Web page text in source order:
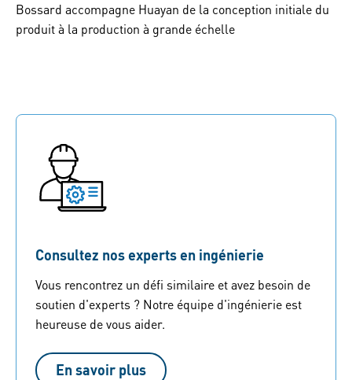
Bossard accompagne Huayan de la conception initiale du
produit à la production à grande échelle
Consultez nos experts en ingénierie
Vous rencontrez un défi similaire et avez besoin de
soutien d'experts ? Notre équipe d'ingénierie est
heureuse de vous aider.
En savoir plus